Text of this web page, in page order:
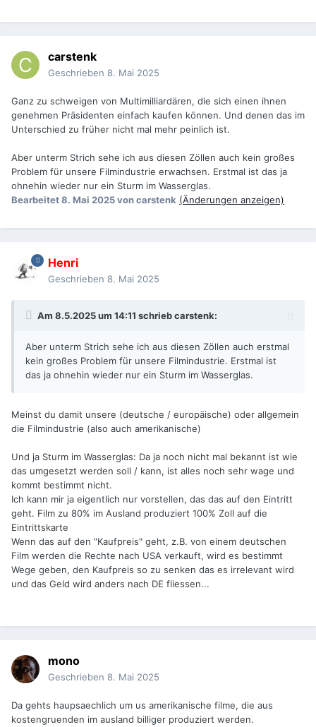
carstenk
Geschrieben 8. Mai 2025
Ganz zu schweigen von Multimilliardären, die sich einen ihnen
genehmen Präsidenten einfach kaufen können. Und denen das im
Unterschied zu früher nicht mal mehr peinlich ist.
Aber unterm Strich sehe ich aus diesen Zöllen auch kein großes
Problem für unsere Filmindustrie erwachsen. Erstmal ist das ja
ohnehin wieder nur ein Sturm im Wasserglas.
Bearbeitet8. Mai 2025von carstenk (Änderungen anzeigen)
Henri
Geschrieben 8. Mai 2025
Am 8.5.2025 um 14:11 schriebcarstenk:
Aber unterm Strich sehe ich aus diesen Zöllen auch erstmal
kein großes Problem für unsere Filmindustrie. Erstmal ist
das ja ohnehin wieder nur ein Sturm im Wasserglas.
Meinst du damit unsere (deutsche / europäische) oder allgemein
die Filmindustrie (also auch amerikanische)
Und ja Sturm im Wasserglas: Da ja noch nicht mal bekannt ist wie
das umgesetzt werden soll / kann, ist alles noch sehr wage und
kommt bestimmt nicht.
Ich kann mir ja eigentlich nur vorstellen, das das auf den Eintritt
geht. Film zu 80% im Ausland produziert 100% Zoll auf die
Eintrittskarte
Wenn das auf den "Kaufpreis" geht, z.B. von einem deutschen
Film werden die Rechte nach USA verkauft, wird es bestimmt
Wege geben, den Kaufpreis so zu senken das es irrelevant wird
und das Geld wird anders nach DE fliessen...
mono
Geschrieben 8. Mai 2025
Da gehts haupsaechlich um us amerikanische filme, die aus
kostengruenden im ausland billiger produziert werden.